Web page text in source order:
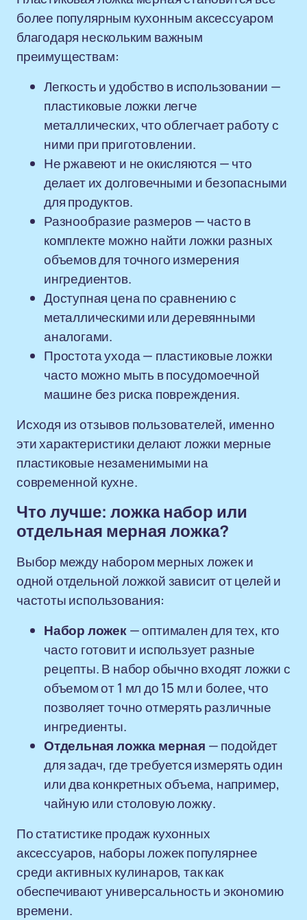
более популярным кухонным аксессуаром
благодаря нескольким важным
преимуществам:
Легкость и удобство в использовании —
пластиковые ложки легче
металлических, что облегчает работу с
ними при приготовлении.
Не ржавеют и не окисляются — что
делает их долговечными и безопасными
для продуктов.
Разнообразие размеров — часто в
комплекте можно найти ложки разных
объемов для точного измерения
ингредиентов.
Доступная цена по сравнению с
металлическими или деревянными
аналогами.
Простота ухода — пластиковые ложки
часто можно мыть в посудомоечной
машине без риска повреждения.
Исходя из отзывов пользователей, именно
эти характеристики делают ложки мерные
пластиковые незаменимыми на
современной кухне.
Что лучше: ложка набор или
отдельная мерная ложка?
Выбор между набором мерных ложек и
одной отдельной ложкой зависит от целей и
частоты использования:
Набор ложек— оптимален для тех, кто
часто готовит и использует разные
рецепты. В набор обычно входят ложки с
объемом от 1 мл до 15 мл и более, что
позволяет точно отмерять различные
ингредиенты.
Отдельная ложка мерная — подойдет
для задач, где требуется измерять один
или два конкретных объема, например,
чайную или столовую ложку.
По статистике продаж кухонных
аксессуаров, наборы ложек популярнее
среди активных кулинаров, так как
обеспечивают универсальность и экономию
времени.